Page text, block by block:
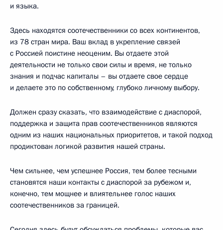
и языка.
Здесь находятся соотечественники со всех континентов,
из 78 стран мира. Ваш вклад в укрепление связей
с Россией поистине неоценим. Вы отдаете этой
деятельности не только свои силы и время, не только
знания и подчас капиталы – вы отдаете свое сердце
и делаете это по собственному, глубоко личному выбору.
Должен сразу сказать, что взаимодействие с диаспорой,
поддержка и защита прав соотечественников являются
одним из наших национальных приоритетов, и такой подход
продиктован логикой развития нашей страны.
Чем сильнее, чем успешнее Россия, тем более тесными
становятся наши контакты с диаспорой за рубежом и,
конечно, тем мощнее и влиятельнее голос наших
соотечественников за границей.